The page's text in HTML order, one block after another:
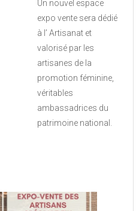
Un nouvel espace
expo vente sera dédié
à l’ Artisanat et
valorisé par les
artisanes de la
promotion féminine,
véritables
ambassadrices du
patrimoine national.